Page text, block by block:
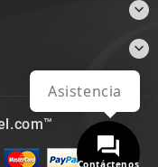


Contáctenos
Asistencia